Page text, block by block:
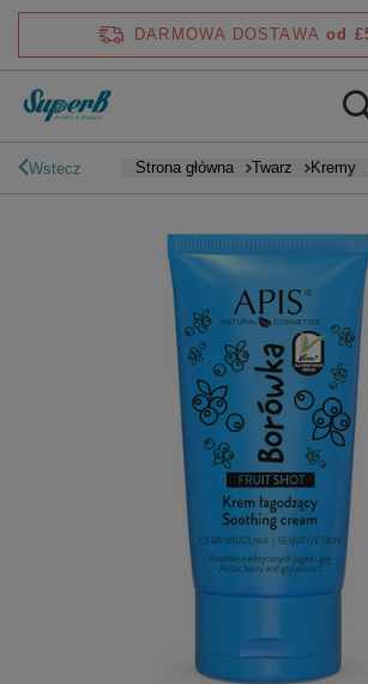
DARMOWA DOSTAWA od
Wstecz Strona główna Twarz Kremy